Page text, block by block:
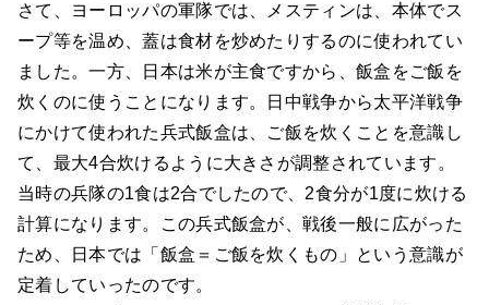
さて、ヨーロッパの軍隊では、メスティンは、本体でス
ープ等を温め、蓋は食材を炒めたりするのに使われてい
ました。一方、日本は米が主食ですから、飯盒をご飯を
炊くのに使うことになります。日中戦争から太平洋戦争
にかけて使われた兵式飯盒は、ご飯を炊くことを意識し
て、最大4合炊けるように大きさが調整されています。
当時の兵隊の1食は2合でしたので、2食分が1度に炊ける
計算になります。この兵式飯盒が、戦後一般に広がった
ため、日本では「飯盒＝ご飯を炊くもの」という意識が
定着していったのです。